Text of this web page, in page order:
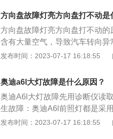
比较容易发现。另外还有一种不
少；解决方法：更换后端盖密封
汽车虽然还能行驶，但是我们
故障灯长时间点亮，汽车伴随
动机抖动、动力不足等，应尽
达标：导致发动机工作时油气
加油站加优质汽油。
用含铅或硅的润滑油添加剂、三
三元催化器故障；解决方法：
及轴瓦；7、防盗系统故障。如
与发动机电子控制器不匹配，防
决此问题或容易使汽车产生新的
别是天气温度急剧下降时，由
只要温度下降到一定温度不起
长，火花塞工作特性减弱会导
道，活塞顶端积碳存在会导致雾
统不会提供任何助力，转动方向
维修车辆时灰尘进入。3、提示
方向盘故障灯亮方向盘打不动是
方向盘故障灯亮方向盘打不动
含有大量空气，导致汽车转向
向泵流量控制阀卡滞。转向助力
灯亮起是非常危险，可以低速行
的维修站进行维修或者是等待救
发布时间：2023-07-17 16:18:55
奥迪a6l大灯故障是什么原因？
奥迪A6l大灯故障先用诊断仪读
生故障：奥迪A6l前照灯都是采
要原因一般都是使用过大功率的
发布时间：2023-07-17 16:18:55